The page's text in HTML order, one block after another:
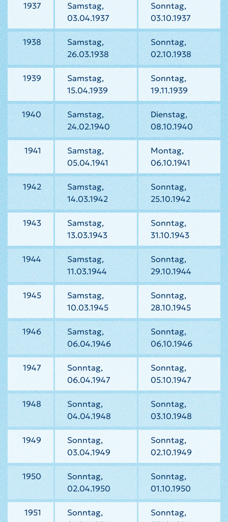
1937
Samstag,
03.04.1937
Sonntag,
03.10.1937
1938
Samstag,
26.03.1938
Sonntag,
02.10.1938
1939
Samstag,
15.04.1939
Sonntag,
19.11.1939
1940
Samstag,
24.02.1940
Dienstag,
08.10.1940
1941
Samstag,
05.04.1941
Montag,
06.10.1941
1942
Samstag,
14.03.1942
Sonntag,
25.10.1942
1943
Samstag,
13.03.1943
Sonntag,
31.10.1943
1944
Samstag,
11.03.1944
Sonntag,
29.10.1944
1945
Samstag,
10.03.1945
Sonntag,
28.10.1945
1946
Samstag,
06.04.1946
Sonntag,
06.10.1946
1947
Sonntag,
06.04.1947
Sonntag,
05.10.1947
1948
Sonntag,
04.04.1948
Sonntag,
03.10.1948
1949
Sonntag,
03.04.1949
Sonntag,
02.10.1949
1950
Sonntag,
02.04.1950
Sonntag,
01.10.1950
1951
Sonntag,
Sonntag,